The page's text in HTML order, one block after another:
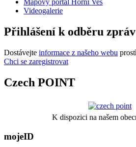
Mapový portál Horní Ves
Videogalerie
Přihlášení k odběru zpráv
Dostávejte informace z našeho webu
Chci se zaregistrovat
Czech POINT
K dispozici na našem
mojeID